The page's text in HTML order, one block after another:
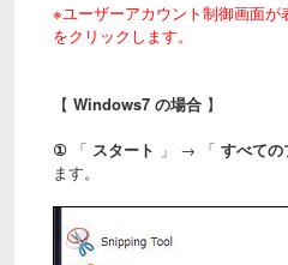
※ユーザーアカウント制御画面が
をクリックします。
【 Windows7 の場合 】
① 「 スタート 」 → 「 すべて
ます。